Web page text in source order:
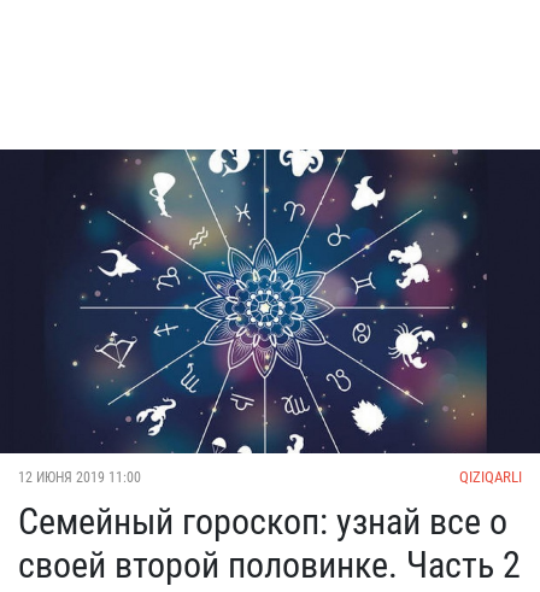
12 ИЮНЯ 2019 11:00 QIZIQARLI
Семейный гороскоп: узнай все о
своей второй половинке. Часть 2